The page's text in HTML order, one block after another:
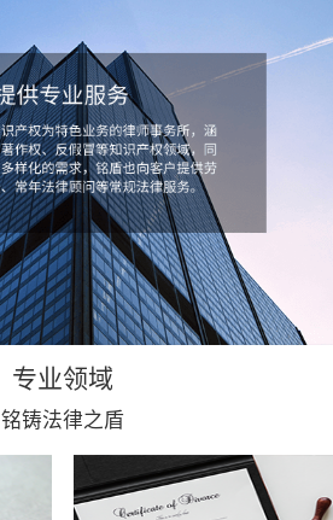
专业领域
铭铸法律之盾